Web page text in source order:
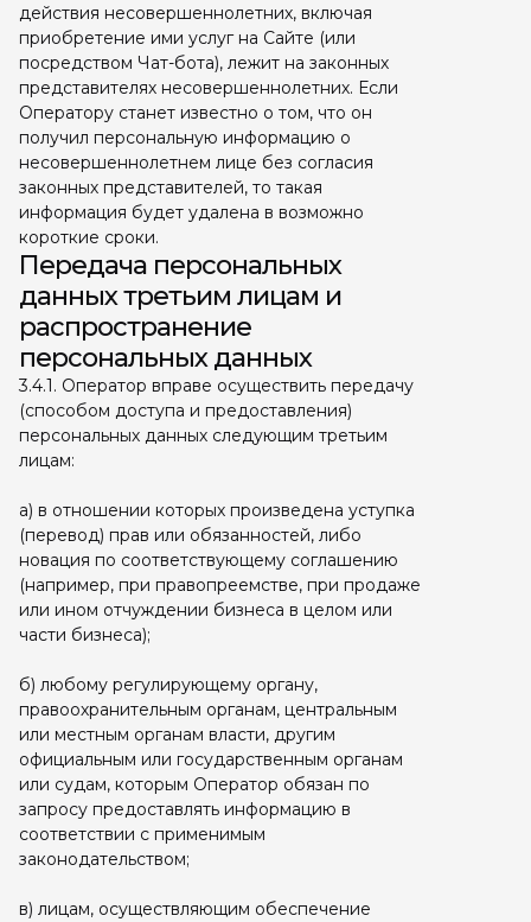
действия несовершеннолетних, включая
приобретение ими услуг на Сайте (или
посредством Чат-бота), лежит на законных
представителях несовершеннолетних. Если
Оператору станет известно о том, что он
получил персональную информацию о
несовершеннолетнем лице без согласия
законных представителей, то такая
информация будет удалена в возможно
короткие сроки.
Передача персональных
данных третьим лицам и
распространение
персональных данных
3.4.1. Оператор вправе осуществить передачу
(способом доступа и предоставления)
персональных данных следующим третьим
лицам:
а) в отношении которых произведена уступка
(перевод) прав или обязанностей, либо
новация по соответствующему соглашению
(например, при правопреемстве, при продаже
или ином отчуждении бизнеса в целом или
части бизнеса);
б) любому регулирующему органу,
правоохранительным органам, центральным
или местным органам власти, другим
официальным или государственным органам
или судам, которым Оператор обязан по
запросу предоставлять информацию в
соответствии с применимым
законодательством;
в) лицам, осуществляющим обеспечение